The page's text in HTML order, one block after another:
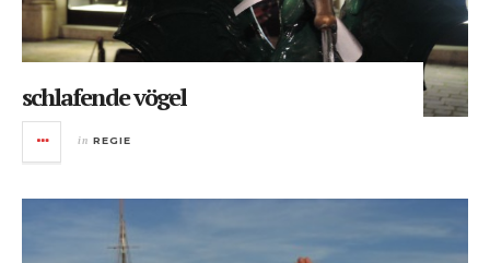
schlafende vögel
in REGIE